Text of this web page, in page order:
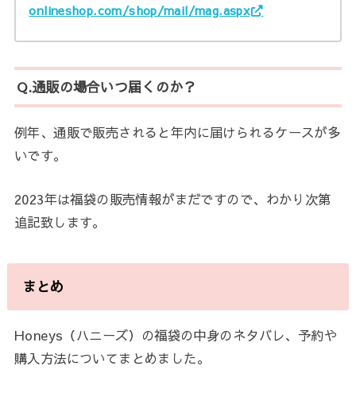
onlineshop.com/shop/mail/mag.aspx
Q.通販の場合いつ届くのか？
例年、通販で販売されると年内に届けられるケースが多
いです。
2023年は福袋の販売情報がまだですので、わかり次第
追記致します。
まとめ
Honeys（ハニーズ）の福袋の中身のネタバレ、予約や
購入方法についてまとめました。